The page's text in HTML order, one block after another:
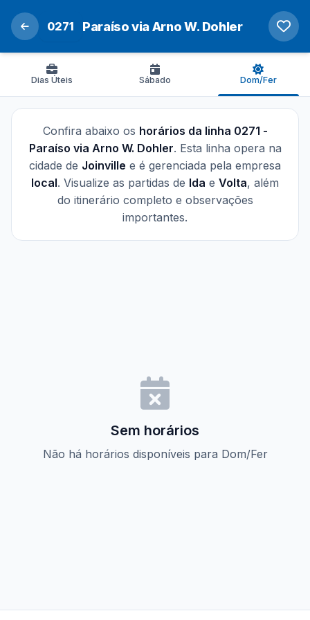
0271 Paraíso via Arno W. Dohler
Dias Úteis Sábado Dom/Fer
Confira abaixo os horários da linha 0271 -
Paraíso via Arno W. Dohler. Esta linha opera na
cidade de Joinville e é gerenciada pela empresa
local. Visualize as partidas de Ida e Volta, além
do itinerário completo e observações
importantes.
Sem horários
Não há horários disponíveis para Dom/Fer